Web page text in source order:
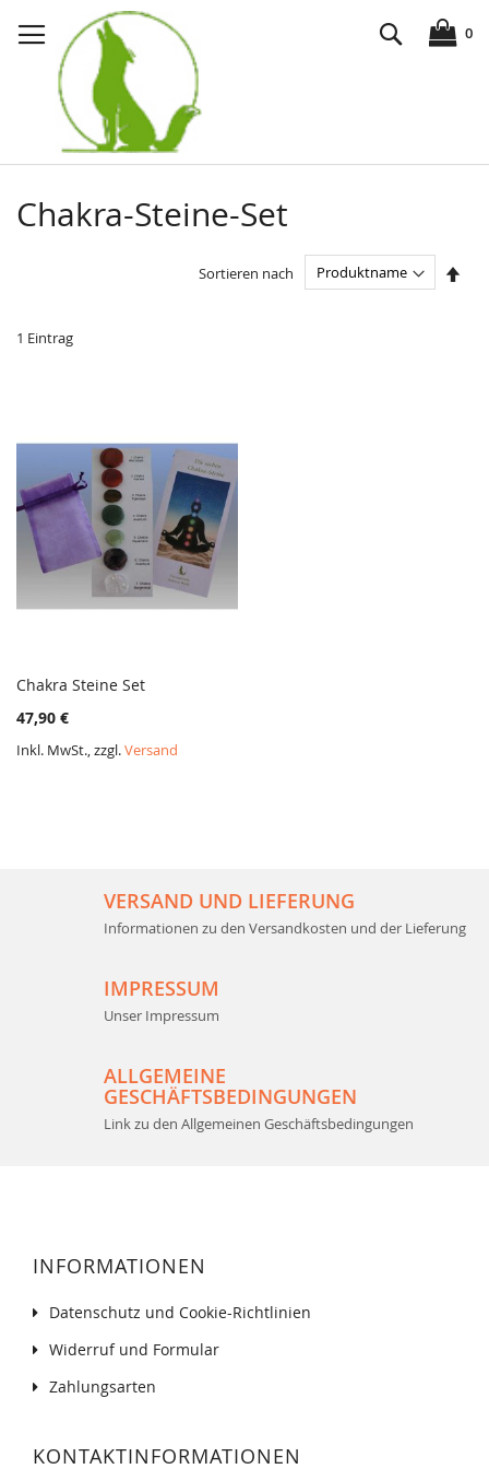
zum
Inhalt
0
Suche
Chakra-Steine-Set
1 Eintrag
Sortieren nach
Chakra Steine Set
47,90 €
Inkl. MwSt., zzgl.Versand
VERSAND UND LIEFERUNG
Informationen zu den Versandkosten und der Lieferung
IMPRESSUM
Unser Impressum
ALLGEMEINE
GESCHÄFTSBEDINGUNGEN
Link zu den Allgemeinen Geschäftsbedingungen
INFORMATIONEN
Datenschutz und Cookie-Richtlinien
Widerruf und Formular
Zahlungsarten
KONTAKTINFORMATIONEN